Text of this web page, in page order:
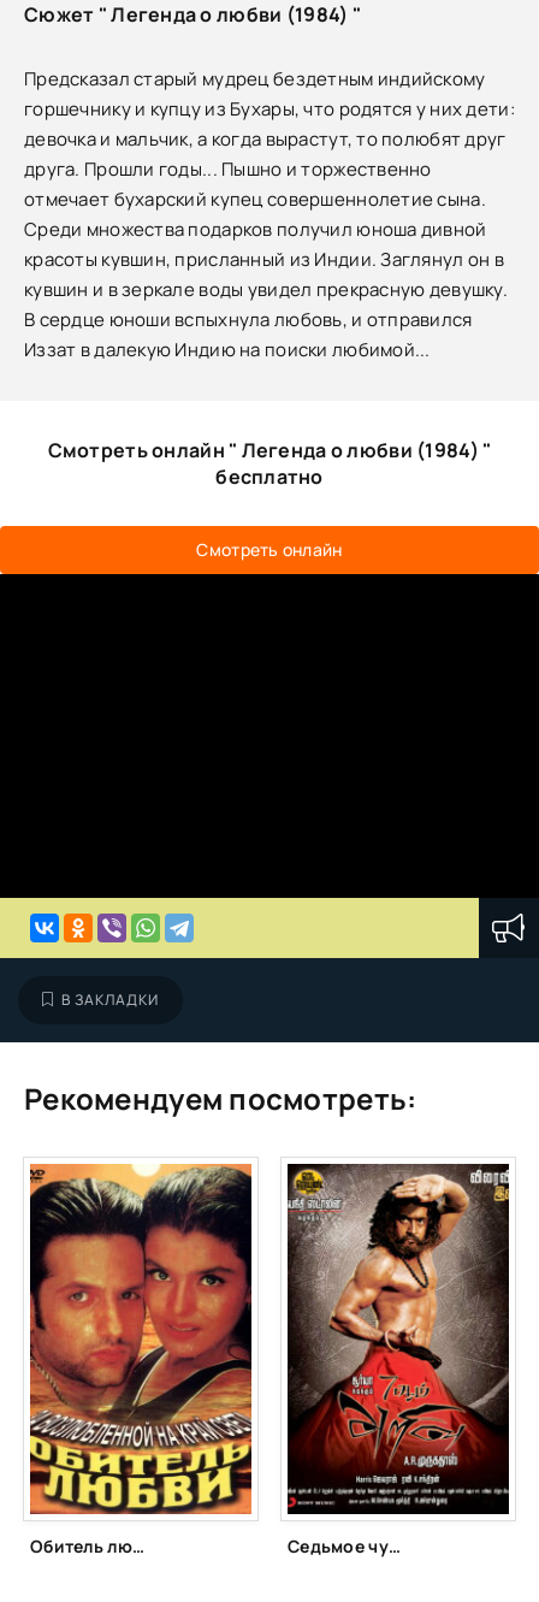
Сюжет " Легенда о любви (1984) "
Предсказал старый мудрец бездетным индийскому
горшечнику и купцу из Бухары, что родятся у них дети:
девочка и мальчик, а когда вырастут, то полюбят друг
друга. Прошли годы... Пышно и торжественно
отмечает бухарский купец совершеннолетие сына.
Среди множества подарков получил юноша дивной
красоты кувшин, присланный из Индии. Заглянул он в
кувшин и в зеркале воды увидел прекрасную девушку.
В сердце юноши вспыхнула любовь, и отправился
Иззат в далекую Индию на поиски любимой...
Смотреть онлайн " Легенда о любви (1984) "
бесплатно
Смотреть онлайн
В ЗАКЛАДКИ
Рекомендуем посмотреть:
Обитель любви (1998) Седьмое чувство (2011)